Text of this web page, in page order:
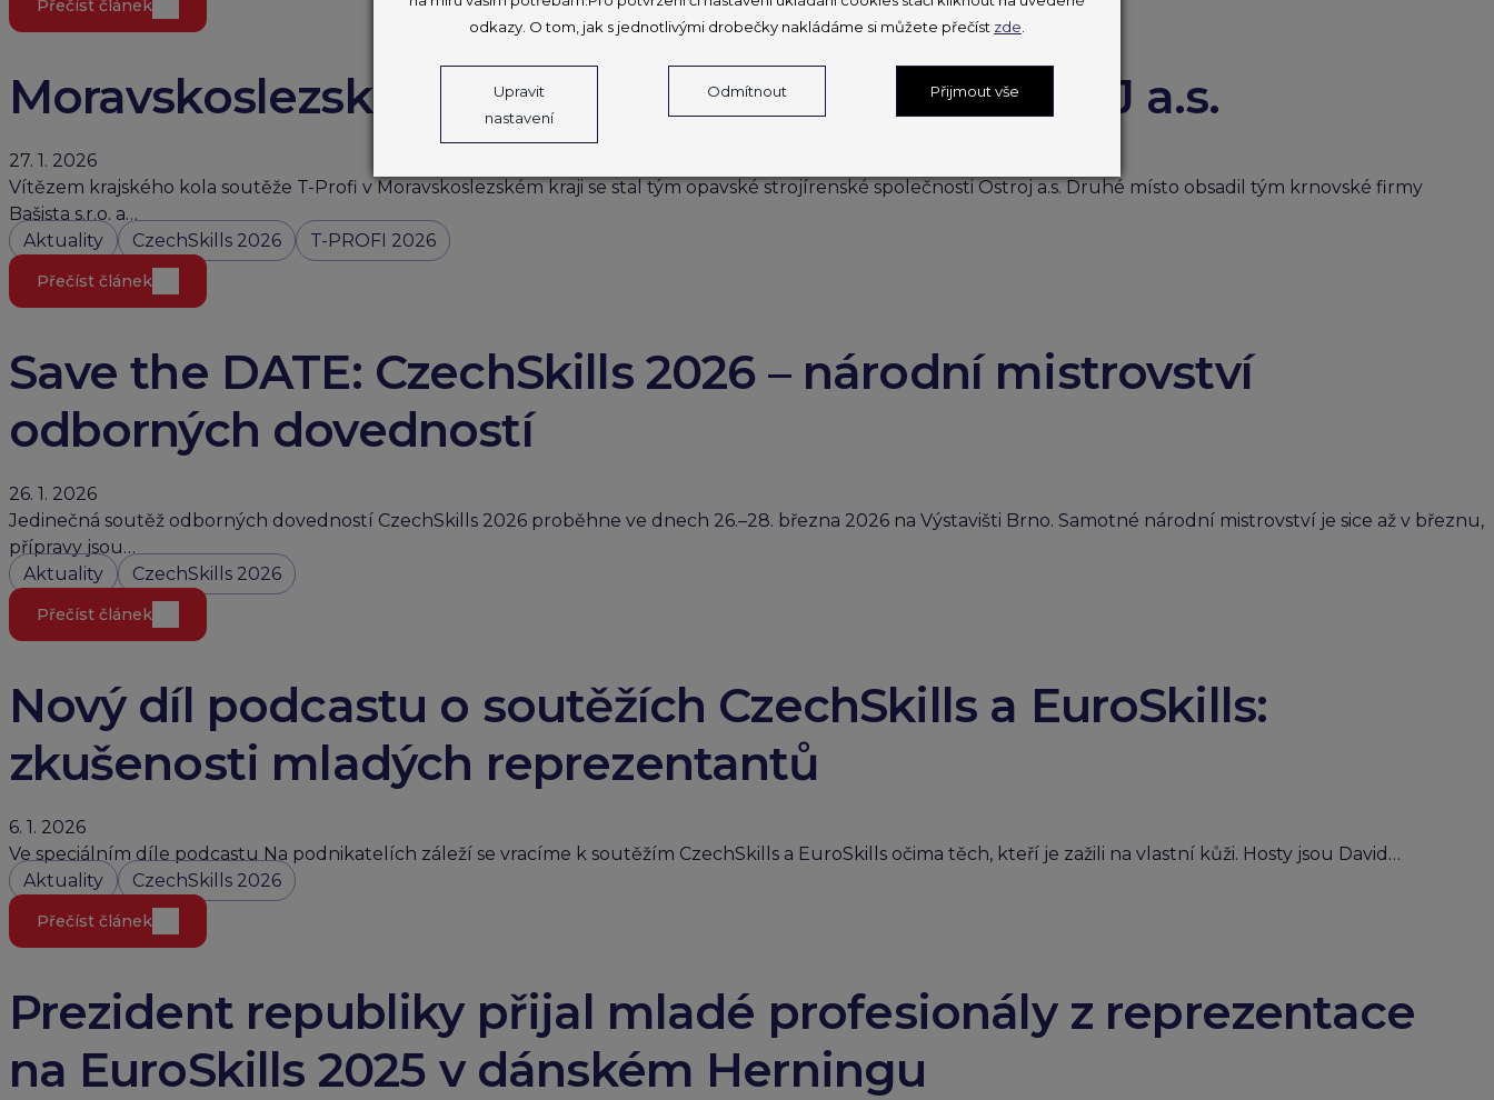
Přečíst článek
Moravskoslezské kolo T-Profi vyhrál tým OSTROJ a.s.
27. 1. 2026
Vítězem krajského kola soutěže T-Profi v Moravskoslezském kraji se stal tým opavské strojírenské společnosti Ostroj a.s. Druhé místo obsadil tým krnovské firmy
Bašista s.r.o. a…
Aktuality
CzechSkills 2026 T-PROFI 2026
Přečíst článek
Save the DATE: CzechSkills 2026 – národní mistrovství
odborných dovedností
26. 1. 2026
Jedinečná soutěž odborných dovedností CzechSkills 2026 proběhne ve dnech 26.–28. března 2026 na Výstavišti Brno. Samotné národní mistrovství je sice až v březnu,
přípravy jsou…
Aktuality
CzechSkills 2026
Přečíst článek
Nový díl podcastu o soutěžích CzechSkills a EuroSkills:
zkušenosti mladých reprezentantů
6. 1. 2026
Ve speciálním díle podcastu Na podnikatelích záleží se vracíme k soutěžím CzechSkills a EuroSkills očima těch, kteří je zažili na vlastní kůži. Hosty jsou David…
Aktuality
CzechSkills 2026
Přečíst článek
Prezident republiky přijal mladé profesionály z reprezentace
na EuroSkills 2025 v dánském Herningu
odkazy. O tom, jak s jednotlivými drobečky nakládáme si můžete přečíst zde
Upravit
nastavení
Odmítnout Přijmout vše